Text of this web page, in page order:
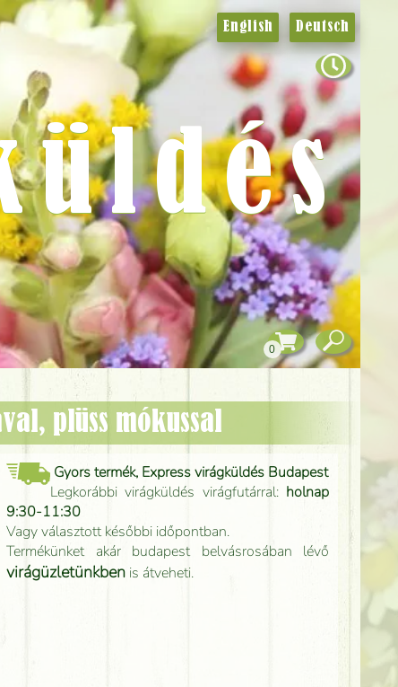
plüss mókussal
Gyors termék, Express virágküldés Budapest
Legkorábbi virágküldés virágfutárral: holnap
9:30-11:30
Vagy választott későbbi időpontban.
Termékünket akár budapest belvásrosában lévő
virágüzletünkben is átveheti.
English Deutsch
0